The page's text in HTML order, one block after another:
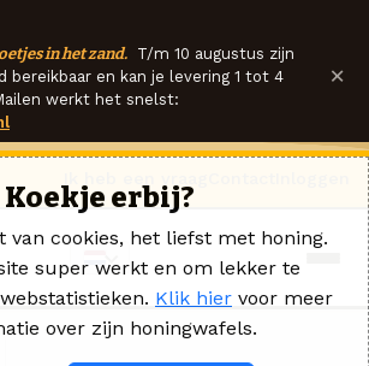
in het zand. T/m 10 augustus zijn
bereikbaar en kan je levering 1 tot 4
werkt het snelst:
×
Koekje erbij?
van cookies, het liefst met honing.
super werkt en om lekker te
Klik hier voor meer
over zijn honingwafels.